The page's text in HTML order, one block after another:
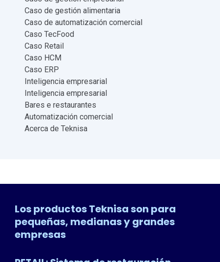
Caso de gestión alimentaria
Caso de automatización comercial
Caso TecFood
Caso Retail
Caso HCM
Caso ERP
Inteligencia empresarial
Inteligencia empresarial
Bares e restaurantes
Automatización comercial
Acerca de Teknisa
Los productos Teknisa son para
pequeñas, medianas y grandes
empresas